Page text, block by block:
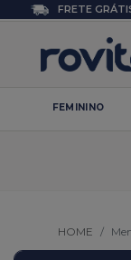
FRETE
FEMININO
HOME